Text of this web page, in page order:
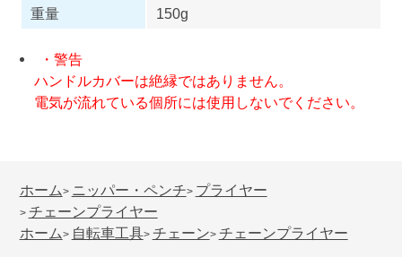
重量
150g
・警告
ハンドルカバーは絶縁ではありません。
電気が流れている個所には使用しないでください。
ホーム> ニッパー・ペンチ> プライヤー
> チェーンプライヤー
ホーム> 自転車工具> チェーン> チェーンプライヤー